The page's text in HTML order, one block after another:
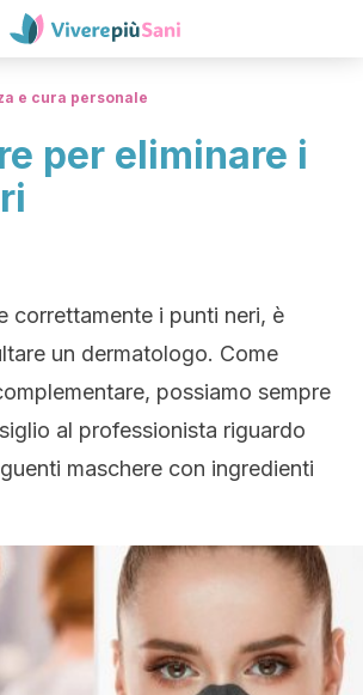
e cura personale
per eliminare i
correttamente i punti neri, è
un dermatologo. Come
possiamo sempre
al professionista riguardo
maschere con ingredienti